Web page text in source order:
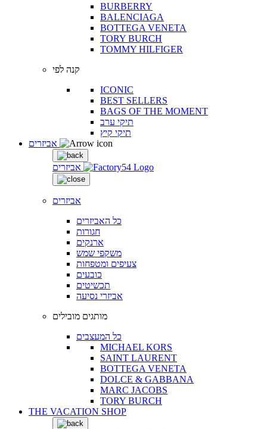
BURBERRY
BALENCIAGA
BOTTEGA VENETA
TORY BURCH
TOMMY HILFIGER
קנה לפי
ICONIC
BEST SELLERS
BAGS OF THE MOMENT
תיקי ערב
תיקי קיץ
אביזרים
אביזרים
כל האביזרים
חגורות
ארנקים
משקפי שמש
צעיפים ומטפחות
כובעים
תכשיטים
אביזרי נסיעה
מותגים מובילים
כל המעצבים
MICHAEL KORS
SAINT LAURENT
BOTTEGA VENETA
DOLCE & GABBANA
MARC JACOBS
TORY BURCH
THE VACATION SHOP